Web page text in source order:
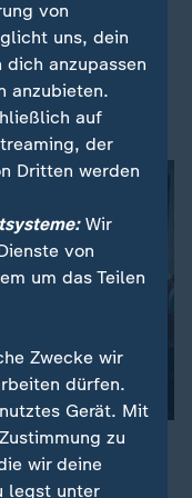
Advocaat wird es
1994 war
dabei, 2006 in
Kanada ist das erste
Informationen
von
uns, dein
dich anzupassen
anzubieten.
auf
der
Dritten werden
Wir
von
um das Teilen
Zwecke wir
dürfen.
Gerät. Mit
zu
wir deine
legst unter